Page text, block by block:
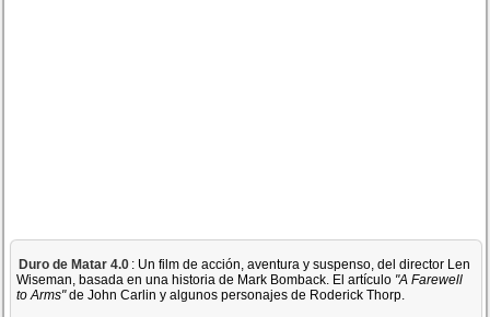
Duro de Matar 4.0 : Un film de acción, aventura y suspenso, del director Len
Wiseman, basada en una historia de Mark Bomback. El artículo "A Farewell
to Arms"de John Carlin y algunos personajes de Roderick Thorp.